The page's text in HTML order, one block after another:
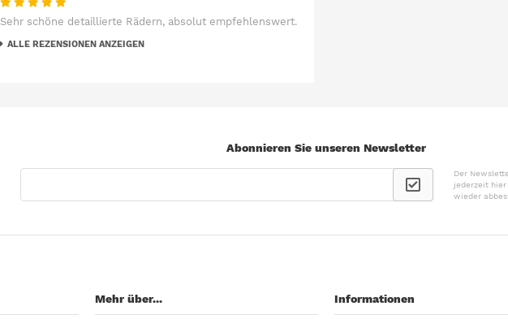
Sehr schöne detaillierte Rädern, absolut empfehlenswert.
ALLE REZENSIONEN ANZEIGEN
Abonnieren Sie unseren Newsletter
Der
jederzeit
wieder
Mehr über... Informationen